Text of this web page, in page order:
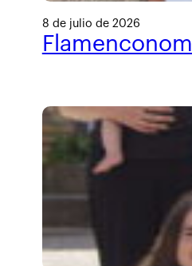
8 de julio de 2026